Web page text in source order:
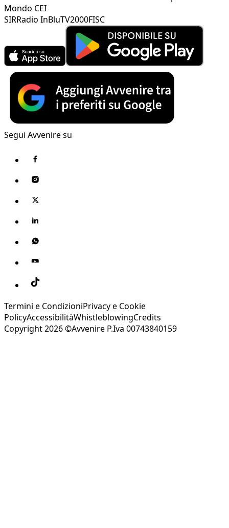
Mondo CEI
SIRRadio InBluTV2000FISC
Segui Avvenire su
Termini e CondizioniPrivacy e Cookie
PolicyAccessibilitàWhistleblowingCredits
Copyright 2026 ©Avvenire P.Iva 00743840159